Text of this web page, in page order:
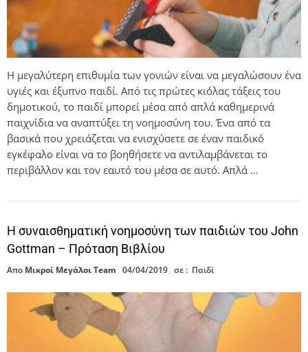
Η μεγαλύτερη επιθυμία των γονιών είναι να μεγαλώσουν ένα
υγιές και έξυπνο παιδί. Από τις πρώτες κιόλας τάξεις του
δημοτικού, το παιδί μπορεί μέσα από απλά καθημερινά
παιχνίδια να αναπτύξει τη νοημοσύνη του. Ένα από τα
βασικά που χρειάζεται να ενισχύσετε σε έναν παιδικό
εγκέφαλο είναι να το βοηθήσετε να αντιλαμβάνεται το
περιβάλλον και τον εαυτό του μέσα σε αυτό. Απλά …
Η συναισθηματική νοημοσύνη των παιδιών του John
Gottman – Πρόταση Βιβλίου
Απο Μικροί Μεγάλοι Team 04/04/2019 σε : Παιδί